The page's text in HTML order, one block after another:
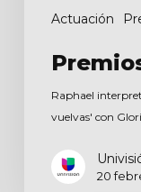
Actuación
Raphael
vuelvas' con
20